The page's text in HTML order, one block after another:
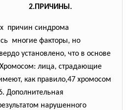
причин синдрома
многие факторы, но
установлено, что в основе
лица, страдающие
как правило,47 хромосом
Дополнительная
нарушенного